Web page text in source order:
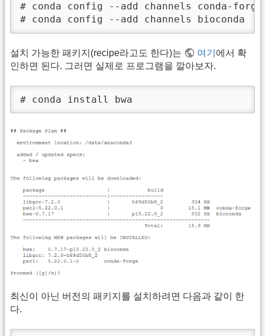
# conda config --add channels conda-forge
# conda config --add channels bioconda
설치 가능한 패키지(recipe라고도 한다)는 여기 에서 확
인하면 된다. 그러면 실제로 프로그램을 깔아보자.
# conda install bwa
최신이 아닌 버전의 패키지를 설치하려면 다음과 같이 한
다.